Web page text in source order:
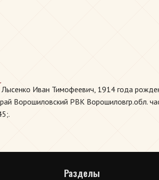
Лысенко Иван Тимофеевич, 1914 года
Ворошиловский РВК Ворошиловгр.обл.
Разделы